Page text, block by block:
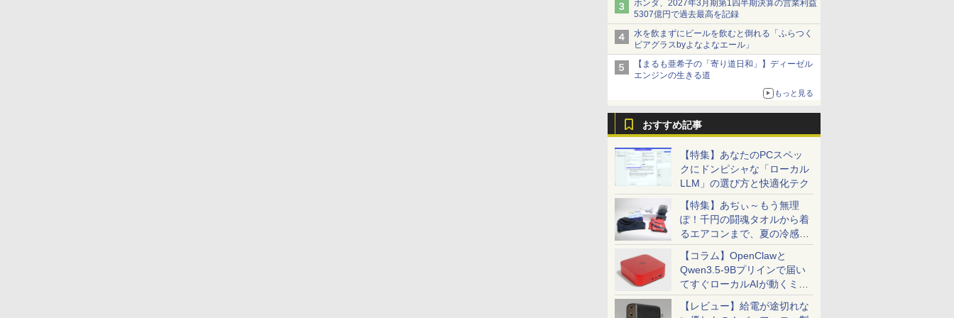
ホンダ、2027年3月期第1四半期決算の営業利益
5307億円で過去最高を記録
水を飲まずにビールを飲むと倒れる「ふらつく
ビアグラスbyよなよなエール」
【まるも亜希子の「寄り道日和」】ディーゼル
エンジンの生きる道
もっと見る
おすすめ記事
【特集】あなたのPCスペッ
クにドンピシャな「ローカル
LLM」の選び方と快適化テク
【特集】あぢぃ～もう無理
ぽ！千円の闘魂タオルから着
るエアコンまで、夏の冷感グ
ッズ一挙紹介
【コラム】OpenClawと
Qwen3.5-9Bプリインで届い
てすぐローカルAIが動くミニ
PC「SER9 Pro」
【レビュー】給電が途切れな